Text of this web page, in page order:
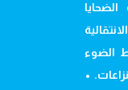
الضوء
•